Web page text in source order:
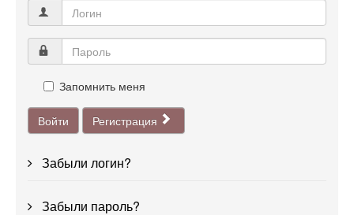
Запомнить меня
Войти Регистрация
Забыли логин?
Забыли пароль?